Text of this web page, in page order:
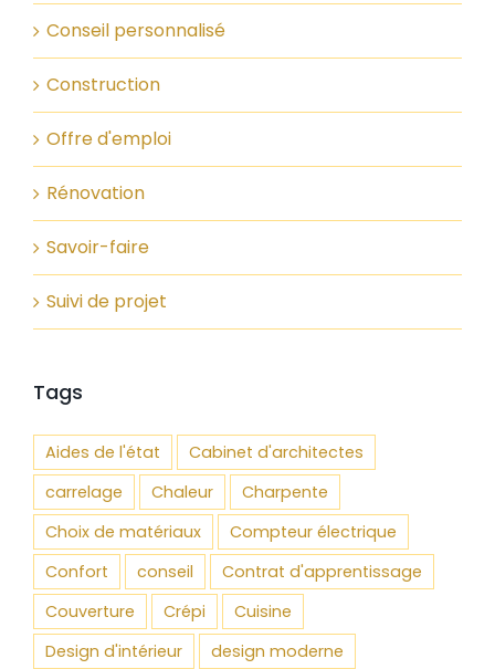
Conseil personnalisé
Construction
Offre d'emploi
Rénovation
Savoir-faire
Suivi de projet
Tags
Aides de l'état
Cabinet d'architectes
carrelage
Chaleur
Charpente
Choix de matériaux
Compteur électrique
Confort
conseil
Contrat d'apprentissage
Couverture
Crépi
Cuisine
Design d'intérieur
design moderne